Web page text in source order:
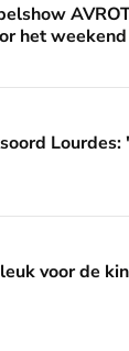
het weekend
die
Lourdes:
voor de